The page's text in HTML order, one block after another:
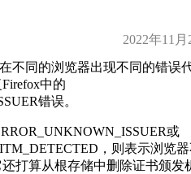
2022年11月
不同的浏览器出现不同的错误
中的
错误。
或
，则表示浏览
打算从根存储中删除证书颁发